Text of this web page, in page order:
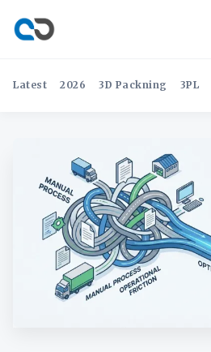
Latest 2026 3D Packning 3PL